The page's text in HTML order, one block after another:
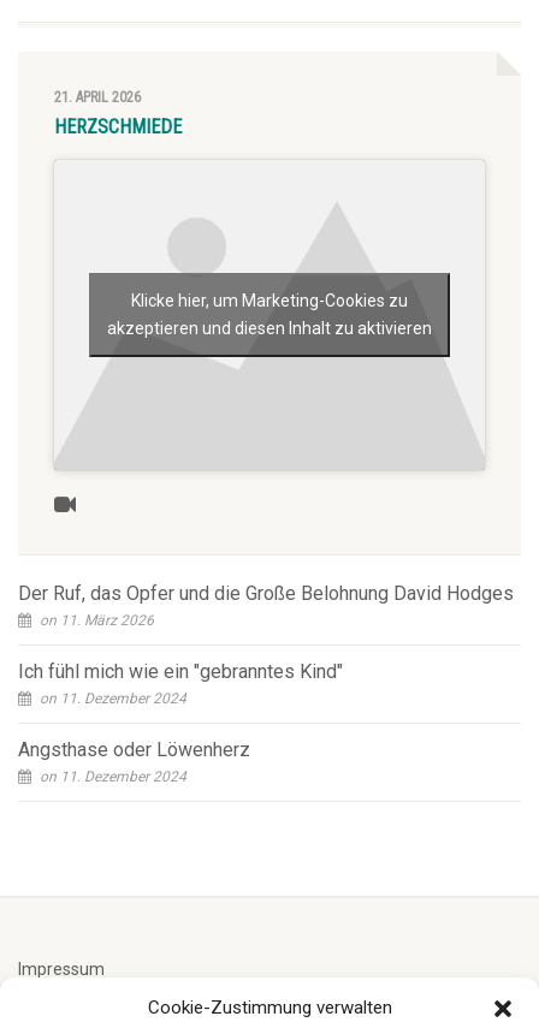
Cookie-Zustimmung verwalten
21. APRIL 2026
HERZSCHMIEDE
Klicke hier, um Marketing-Cookies zu
akzeptieren und diesen Inhalt zu aktivieren
Der Ruf, das Opfer und die Große Belohnung David Hodges
on 11. März 2026
Ich fühl mich wie ein "gebranntes Kind"
on 11. Dezember 2024
Angsthase oder Löwenherz
on 11. Dezember 2024
Impressum